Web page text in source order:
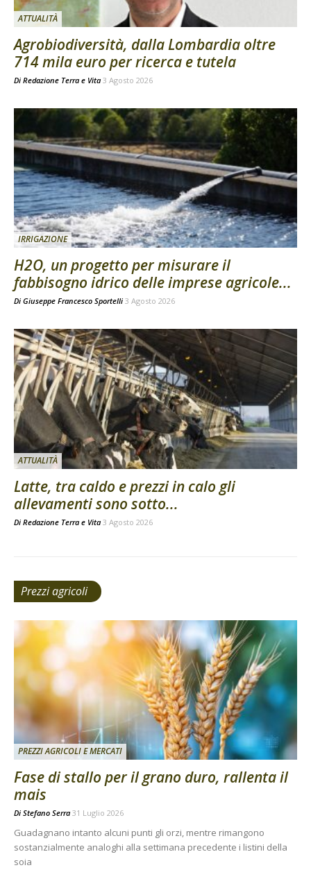
ATTUALITÀ
Agrobiodiversità, dalla Lombardia oltre
714 mila euro per ricerca e tutela
Di Redazione Terra e Vita 3 Agosto 2026
IRRIGAZIONE
H2O, un progetto per misurare il
fabbisogno idrico delle imprese agricole...
Di Giuseppe Francesco Sportelli 3 Agosto 2026
ATTUALITÀ
Latte, tra caldo e prezzi in calo gli
allevamenti sono sotto...
Di Redazione Terra e Vita 3 Agosto 2026
Prezzi agricoli
PREZZI AGRICOLI E MERCATI
Fase di stallo per il grano duro, rallenta il
mais
Di Stefano Serra 31 Luglio 2026
Guadagnano intanto alcuni punti gli orzi, mentre rimangono
sostanzialmente analoghi alla settimana precedente i listini della
soia